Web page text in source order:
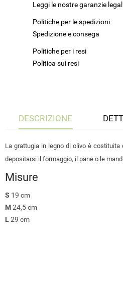
Leggi le nostre garanzie
Politiche per le spedizioni
Spedizione e consega
Politiche per i resi
Politica sui resi
DESCRIZIONE
La grattugia in legno di olivo è
depositarsi il formaggio, il pane o le
Misure
S 19 cm
M24,5 cm
L29 cm